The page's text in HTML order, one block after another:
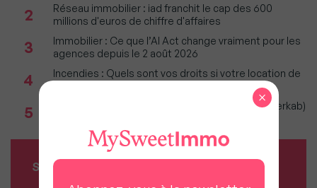
2
Réseau immobilier : iad franchit le cap des 600
millions d'euros de chiffre d'affaires
3
Immobilier : Ce que l’AI Act change vraiment pour les
agences depuis le 2 août 2026
4
Incendies : Quels sont vos droits si votre location de
5
Immobilier 1er semestre 2026 (Observatoire Interkab)
SERVICES MY SWEET'IMMO
×